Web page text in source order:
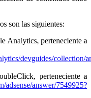
son las siguientes:
Analytics, perteneciente a
devguides/collection/
perteneciente a
adsense/answer/7549925?